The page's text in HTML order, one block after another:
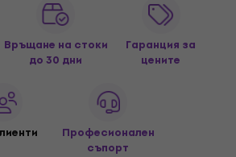
Връщане на стоки
до 30 дни
Гаранция за
цените
Професионален
съпорт